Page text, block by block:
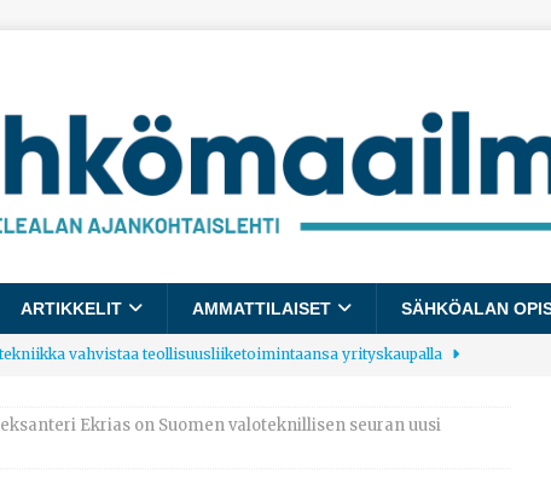
ARTIKKELIT AMMATTILAISET SÄHKÖALAN
vahvistaa teollisuusliiketoimintaansa yrityskaupalla
tulee käyttöön yhteinen kestävyysraportointimalli
Ekrias on Suomen valoteknillisen seuran uusi